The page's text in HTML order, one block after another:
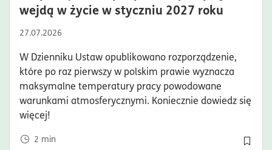
wejdą w życie w styczniu 2027 roku
27.07.2026
W Dzienniku Ustaw opublikowano rozporządzenie,
które po raz pierwszy w polskim prawie wyznacza
maksymalne temperatury pracy powodowane
warunkami atmosferycznymi. Koniecznie dowiedz się
więcej!
2 min